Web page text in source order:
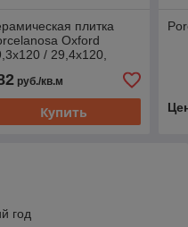
плитка
Oxford
/ 29,4х120,
руб./кв.м
Купить
год